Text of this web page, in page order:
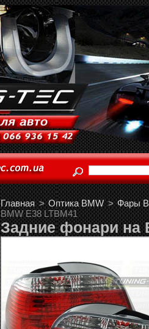
Главная > Оптика BMW > Фары
BMW E38 LTBM41
Задние фонари на